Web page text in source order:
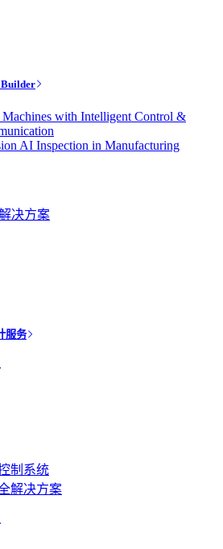
with Intelligent Control &
AI Inspection in Manufacturing
决方案
服务
制系统
解决方案